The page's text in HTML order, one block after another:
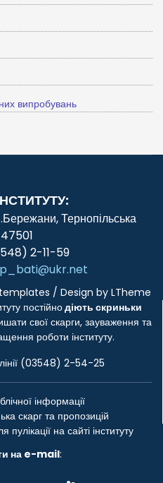
випробувань
Тернопільська
2-11-59
/ Design by LTheme
постійнодіють скриньки
свої скарги, зауваження та
роботи інституту.
(03548) 2-54-25
інформації
скарг та пропозицій
на сайті інституту
на e-mail: